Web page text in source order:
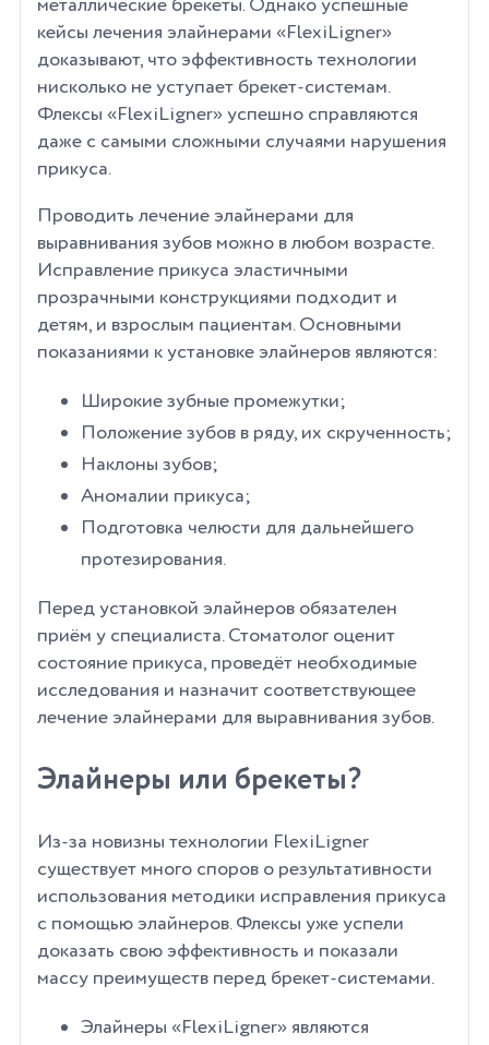
металлические брекеты. Однако успешные
кейсы лечения элайнерами «FlexiLigner»
доказывают, что эффективность технологии
нисколько не уступает брекет-системам.
Флексы «FlexiLigner» успешно справляются
даже с самыми сложными случаями нарушения
прикуса.
Проводить лечение элайнерами для
выравнивания зубов можно в любом возрасте.
Исправление прикуса эластичными
прозрачными конструкциями подходит и
детям, и взрослым пациентам. Основными
показаниями к установке элайнеров являются:
Широкие зубные промежутки;
Положение зубов в ряду, их скрученность;
Наклоны зубов;
Аномалии прикуса;
Подготовка челюсти для дальнейшего
протезирования.
Перед установкой элайнеров обязателен
приём у специалиста. Стоматолог оценит
состояние прикуса, проведёт необходимые
исследования и назначит соответствующее
лечение элайнерами для выравнивания зубов.
Элайнеры или брекеты?
Из-за новизны технологии FlexiLigner
существует много споров о результативности
использования методики исправления прикуса
с помощью элайнеров. Флексы уже успели
доказать свою эффективность и показали
массу преимуществ перед брекет-системами.
Элайнеры «FlexiLigner» являются